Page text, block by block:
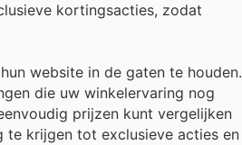
kortingsacties, zodat
website in de gaten te houden.
die uw winkelervaring nog
prijzen kunt vergelijken
krijgen tot exclusieve acties en